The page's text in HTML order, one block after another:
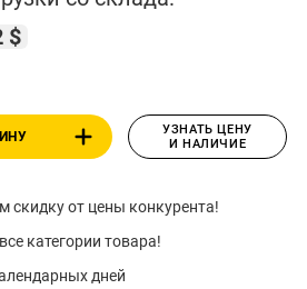
$
УЗНАТЬ ЦЕНУ
И НАЛИЧИЕ
скидку от цены конкурента!
категории товара!
дней